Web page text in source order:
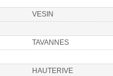
VESIN
TAVANNES
HAUTERIVE